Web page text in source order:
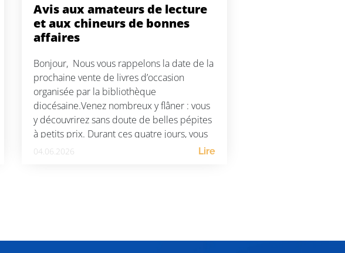
Avis aux amateurs de lecture
et aux chineurs de bonnes
affaires
Bonjour, Nous vous rappelons la date de la
prochaine vente de livres d’occasion
organisée par la bibliothèque
diocésaine.Venez nombreux y flâner : vous
y découvrirez sans doute de belles pépites
à petits prix. Durant ces quatre jours, vous
pourrez parcourir un vaste choix de livres
04.06.2026 Lire